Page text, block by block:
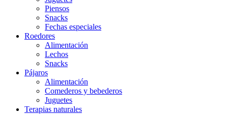
Piensos
Snacks
Fechas especiales
Roedores
Alimentación
Lechos
Snacks
Pájaros
Alimentación
Comederos y bebederos
Juguetes
Terapias naturales